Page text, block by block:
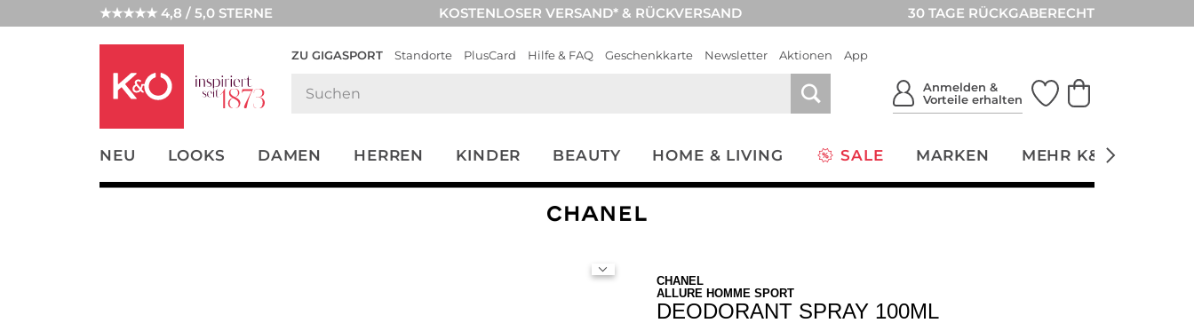
★★★★★ 4,8 / 5,0 STERNE KOSTENLOSER VERSAND* & RÜCKVERSAND 30 TAGE RÜCKGABERECHT
ZU GIGASPORT Standorte PlusCard Hilfe & FAQ Geschenkkarte Newsletter Aktionen App
Anmelden &
Vorteile erhalten
NEU LOOKS DAMEN HERREN KINDER BEAUTY HOME & LIVING SALE MARKEN MEHR K&Ö
UNSERE APP
CLICK &
CHANEL
ALLURE HOMME SPORT
DEODORANT SPRAY 100ML